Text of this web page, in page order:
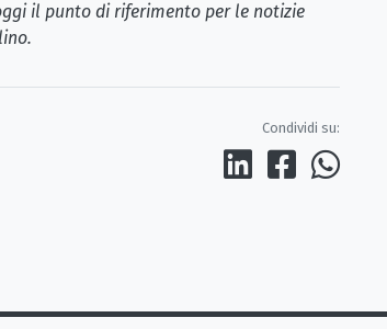
il punto di riferimento per le notizie
Condividi su: